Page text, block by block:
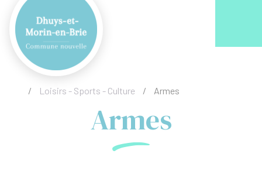
/ Loisirs - Sports - Culture / Armes
Armes